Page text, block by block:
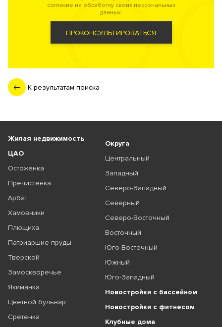
согласие на обработку своих персональных
данных.
ПРОКОНСУЛЬТИРОВАТЬСЯ
К результатам поиска
Жилая недвижимость
ЦАО
Остоженка
Пречистенка
Арбат
Хамовники
Плющиха
Патриаршие пруды
Тверской
Замоскворечье
Якиманка
Цветной бульвар
Сретенка
Округа
Центральный
Западный
Северо-Западный
Северный
Северо-Восточный
Восточный
Юго-Восточный
Южный
Юго-Западный
Новостройки с бассейном
Новостройки с фитнесом
Клубные дома